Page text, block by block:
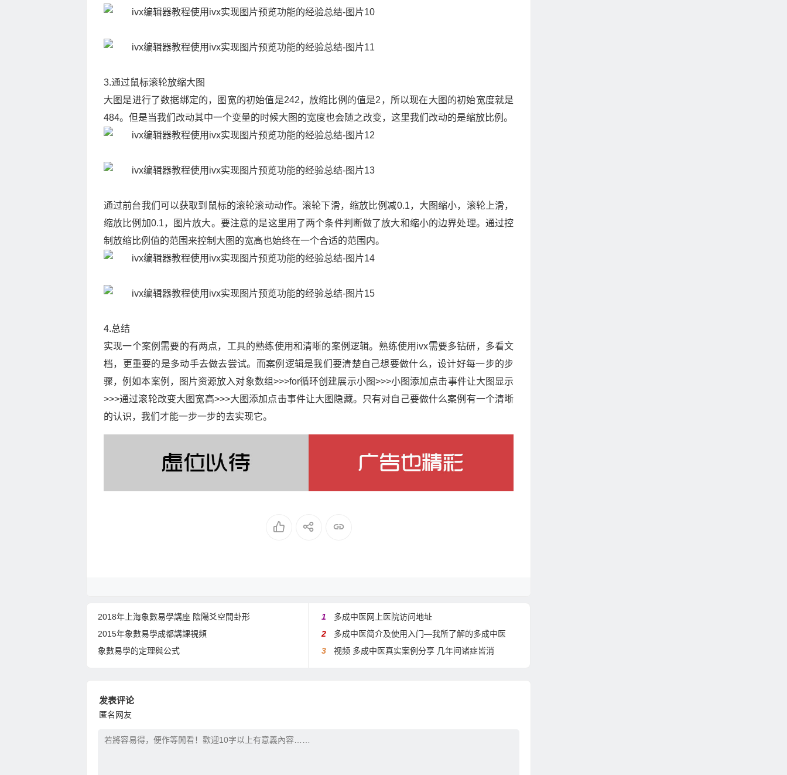
3.通过鼠标滚轮放缩大图
大图是进行了数据绑定的，图宽的初始值是242，放缩比例的值是2，所以现在大图的初始宽度就是
484。但是当我们改动其中一个变量的时候大图的宽度也会随之改变，这里我们改动的是缩放比例。
通过前台我们可以获取到鼠标的滚轮滚动动作。滚轮下滑，缩放比例减0.1，大图缩小，滚轮上滑，
缩放比例加0.1，图片放大。要注意的是这里用了两个条件判断做了放大和缩小的边界处理。通过控
制放缩比例值的范围来控制大图的宽高也始终在一个合适的范围内。
4.总结
实现一个案例需要的有两点，工具的熟练使用和清晰的案例逻辑。熟练使用ivx需要多钻研，多看文
档，更重要的是多动手去做去尝试。而案例逻辑是我们要清楚自己想要做什么，设计好每一步的步
骤，例如本案例，图片资源放入对象数组>>>for循环创建展示小图>>>小图添加点击事件让大图显示
>>>通过滚轮改变大图宽高>>>大图添加点击事件让大图隐藏。只有对自己要做什么案例有一个清晰
的认识，我们才能一步一步的去实现它。
2018年上海象數易學講座 陰陽爻空間卦形
2015年象數易學成都講課視頻
象數易學的定理與公式
1
多成中医网上医院访问地址
2
多成中医简介及使用入门—我所了解的多成中医
3
视频 多成中医真实案例分享 几年间诸症皆消
发表评论
匿名网友